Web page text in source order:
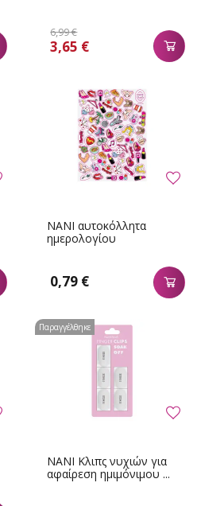
6,99 €
3,65 €
NANI αυτοκόλλητα
ημερολογίου
0,79 €
NANI Κλιπς νυχιών για
αφαίρεση ημιμόνιμου ...
Παραγγέλθηκε